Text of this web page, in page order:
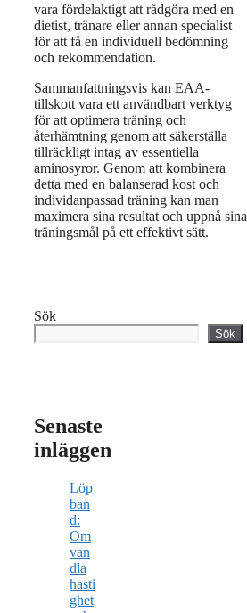
vara fördelaktigt att rådgöra med en
dietist, tränare eller annan specialist
för att få en individuell bedömning
och rekommendation.
Sammanfattningsvis kan EAA-
tillskott vara ett användbart verktyg
för att optimera träning och
återhämtning genom att säkerställa
tillräckligt intag av essentiella
aminosyror. Genom att kombinera
detta med en balanserad kost och
individanpassad träning kan man
maximera sina resultat och uppnå sina
träningsmål på ett effektivt sätt.
Sök
Sök
Senaste
inläggen
Löp
ban
d:
Om
van
dla
hasti
ghet